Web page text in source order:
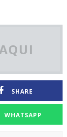
SHARE
WHATSAPP